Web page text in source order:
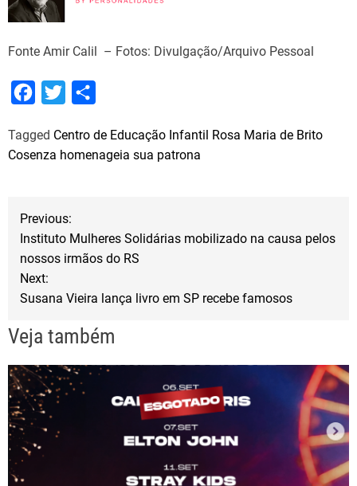
Fonte Amir Calil – Fotos: Divulgação/Arquivo Pessoal
c
e
o
k
i
t
r
a
r
Tagged Centro de Educação Infantil Rosa Maria de Brito
Cosenza homenageia sua patrona
N
e
g
a
ç
Previous:
Instituto Mulheres Solidárias mobilizado na causa pelos
nossos irmãos do RS
Next:
Susana Vieira lança livro em SP recebe famosos
Veja também